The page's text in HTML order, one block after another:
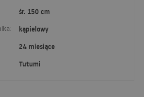
śr. 150 cm
kąpielowy
24 miesiące
Tutumi